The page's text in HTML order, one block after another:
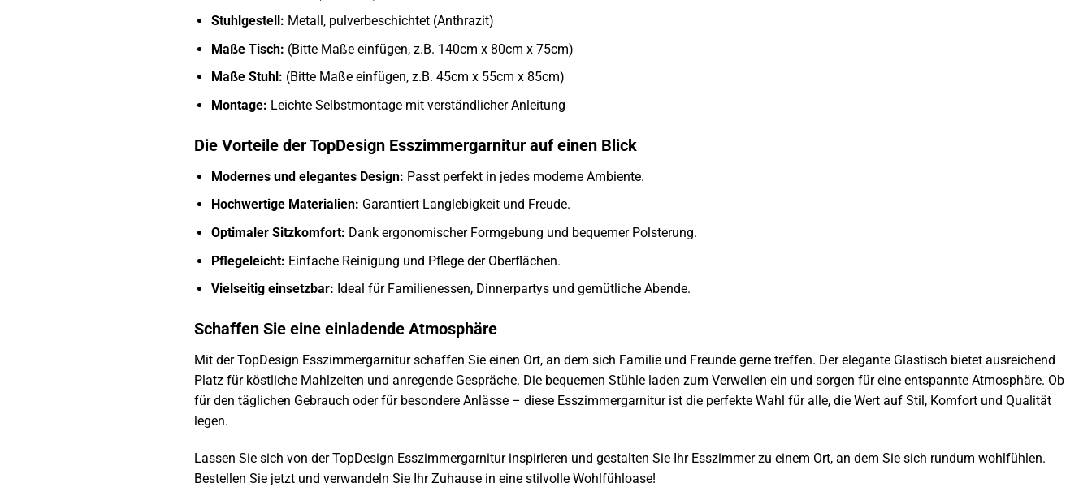
Stuhlgestell: Metall, pulverbeschichtet (Anthrazit)
Maße Tisch: (Bitte Maße einfügen, z.B. 140cm x 80cm x 75cm)
Maße Stuhl: (Bitte Maße einfügen, z.B. 45cm x 55cm x 85cm)
Montage: Leichte Selbstmontage mit verständlicher Anleitung
Die Vorteile der TopDesign Esszimmergarnitur auf einen Blick
Modernes und elegantes Design: Passt perfekt in jedes moderne Ambiente.
Hochwertige Materialien: Garantiert Langlebigkeit und Freude.
Optimaler Sitzkomfort: Dank ergonomischer Formgebung und bequemer Polsterung.
Pflegeleicht: Einfache Reinigung und Pflege der Oberflächen.
Vielseitig einsetzbar: Ideal für Familienessen, Dinnerpartys und gemütliche Abende.
Schaffen Sie eine einladende Atmosphäre
Mit der TopDesign Esszimmergarnitur schaffen Sie einen Ort, an dem sich Familie und Freunde gerne treffen. Der elegante Glastisch bietet ausreichend
Platz für köstliche Mahlzeiten und anregende Gespräche. Die bequemen Stühle laden zum Verweilen ein und sorgen für eine entspannte Atmosphäre. Ob
für den täglichen Gebrauch oder für besondere Anlässe – diese Esszimmergarnitur ist die perfekte Wahl für alle, die Wert auf Stil, Komfort und Qualität
legen.
Lassen Sie sich von der TopDesign Esszimmergarnitur inspirieren und gestalten Sie Ihr Esszimmer zu einem Ort, an dem Sie sich rundum wohlfühlen.
Bestellen Sie jetzt und verwandeln Sie Ihr Zuhause in eine stilvolle Wohlfühloase!